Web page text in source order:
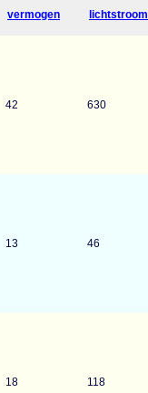
vermogen lichtstroom
42 630
13 46
18 118